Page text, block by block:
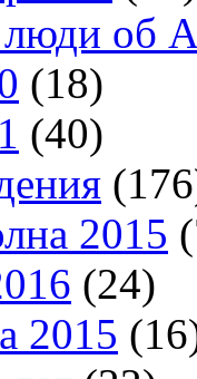
об
(18)
(40)
2015
(24)
2015